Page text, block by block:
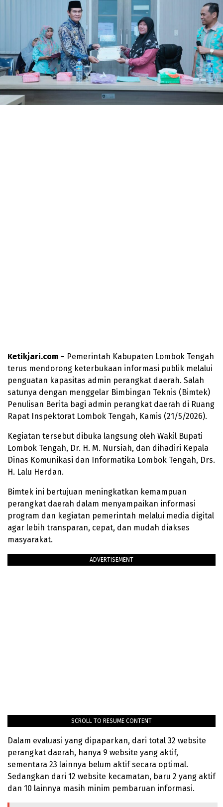
Ketikjari.com – Pemerintah Kabupaten Lombok Tengah
terus mendorong keterbukaan informasi publik melalui
penguatan kapasitas admin perangkat daerah. Salah
satunya dengan menggelar Bimbingan Teknis (Bimtek)
Penulisan Berita bagi admin perangkat daerah di Ruang
Rapat Inspektorat Lombok Tengah, Kamis (21/5/2026).
Kegiatan tersebut dibuka langsung oleh Wakil Bupati
Lombok Tengah, Dr. H. M. Nursiah, dan dihadiri Kepala
Dinas Komunikasi dan Informatika Lombok Tengah, Drs.
H. Lalu Herdan.
Bimtek ini bertujuan meningkatkan kemampuan
perangkat daerah dalam menyampaikan informasi
program dan kegiatan pemerintah melalui media digital
agar lebih transparan, cepat, dan mudah diakses
masyarakat.
ADVERTISEMENT
SCROLL TO RESUME CONTENT
Dalam evaluasi yang dipaparkan, dari total 32 website
perangkat daerah, hanya 9 website yang aktif,
sementara 23 lainnya belum aktif secara optimal.
Sedangkan dari 12 website kecamatan, baru 2 yang aktif
dan 10 lainnya masih minim pembaruan informasi.